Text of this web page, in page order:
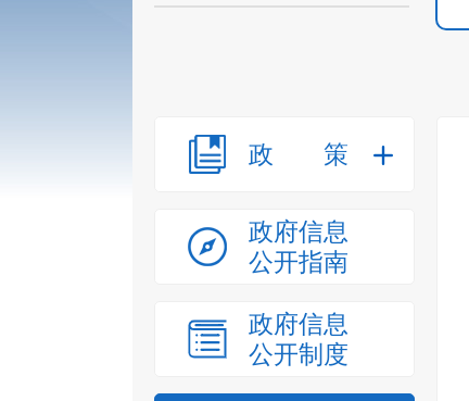
政策
政府信息
公开指南
政府信息
公开制度